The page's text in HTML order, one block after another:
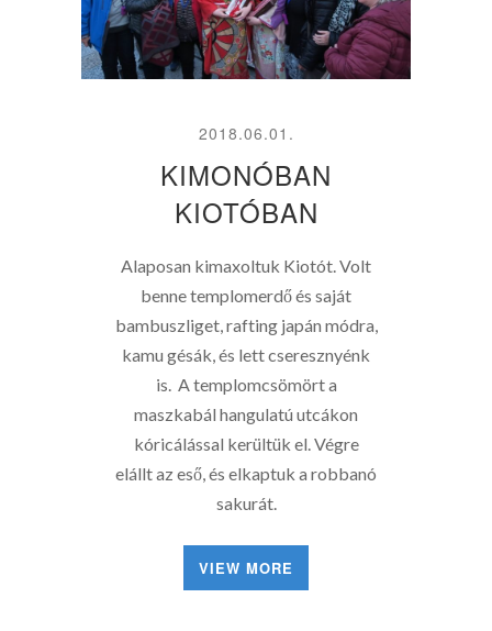
2018.06.01.
KIMONÓBAN
KIOTÓBAN
Alaposan kimaxoltuk Kiotót. Volt
benne templomerdő és saját
bambuszliget, rafting japán módra,
kamu gésák, és lett cseresznyénk
is. A templomcsömört a
maszkabál hangulatú utcákon
kóricálással kerültük el. Végre
elállt az eső, és elkaptuk a robbanó
sakurát.
VIEW MORE